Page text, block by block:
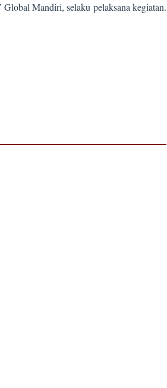
Mandiri, selaku pelaksana kegiatan.